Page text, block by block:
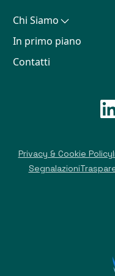
Chi Siamo
In primo piano
Contatti
Privacy & Cookie Policy
Segnalazioni